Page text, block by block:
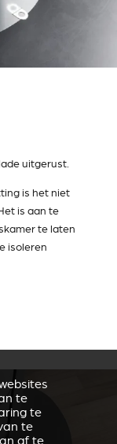
uitgerust.
is het niet
is aan te
te laten
isoleren
te
te
te
af te